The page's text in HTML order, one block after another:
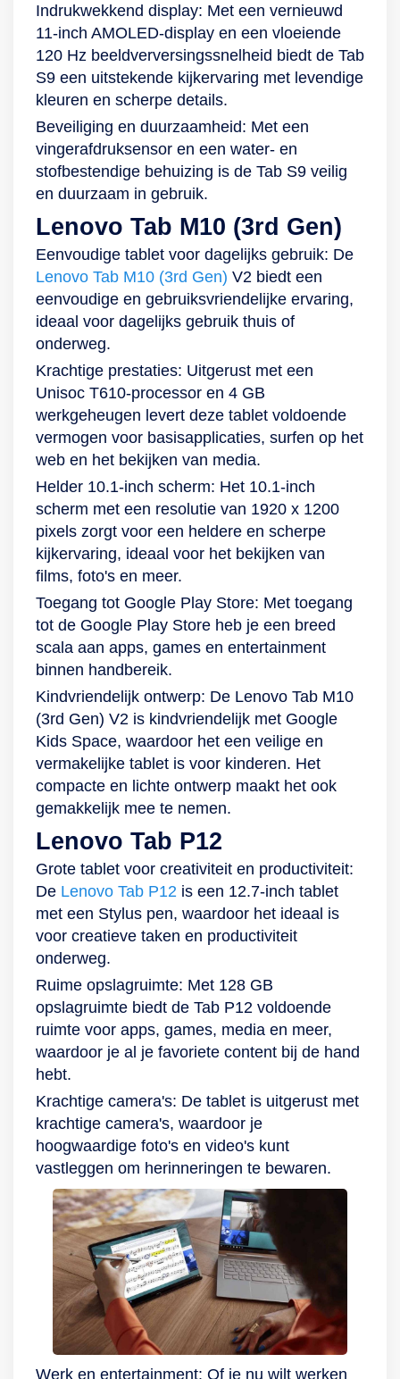
en natuurlijk genoeg
batterij. Maar
dankzij de
10.090mAh-accu en
meegeleverde 45-
watt-snellader zal je
niet snel zonder
stroom komen te
zitten tijdens je
videocall.
stereospeakers van
AKG zorgen ervoor
dat je goed
verstaanbaar bent
en je de ander ook
goed verstaat. Het is
wel belangrijk dat je
een goede
wifiverbinding hebt
en natuurlijk genoeg
8.000mAh-accu en
meegeleverde 45-
watt-snellader zal je
stroom komen te
zitten tijdens je
videocall.
wordt door
Samsung tot 3 jaar
geüpdatet. Ook is hij
te verbinden met
andere Samsung-
devices om content
te delen via
bijvoorbeeld Quick
Share. Als laatste is
deze tablet dankzij
Samsung Kids erg
geschikt voor je
kinderen. De Tab A9
laat ze via
kindvriendelijke
schermopnametijd
op een
verantwoorde
manier digitaal
plezier beleven!
Ontgrendel in een
ogenblik met de
camera’s Deze
Samsung-tablet is
natuurlijk voorzien
van camera’s. Op de
behuizing zit een 8-
megapixelcamera
en in de rand zit een
selfiecamera met 2
megapixel. Maak
dus gerust een
leuke foto van jezelf
en je vrienden, of
van het uitzicht dat
onderweg bent.
Maar de camera
heeft een nog
belangrijkere
functie. Deze is
als beveiliging om
toegang te krijgen
tot je device. Werp
een blik met jouw
en bij een klik wordt
hij ontgrendeld. Zo
weet je zeker dat
niemand
ongevraagd
toegang krijgt tot
jouw (kids)content!
Indrukwekkend display: Met een vernieuwd
11-inch AMOLED-display en een vloeiende
120 Hz beeldverversingssnelheid biedt de Tab
S9 een uitstekende kijkervaring met levendige
kleuren en scherpe details.
Beveiliging en duurzaamheid: Met een
vingerafdruksensor en een water- en
stofbestendige behuizing is de Tab S9 veilig
en duurzaam in gebruik.
Lenovo Tab M10 (3rd Gen)
Eenvoudige tablet voor dagelijks gebruik: De
Lenovo Tab M10 (3rd Gen) V2 biedt een
eenvoudige en gebruiksvriendelijke ervaring,
ideaal voor dagelijks gebruik thuis of
onderweg.
Krachtige prestaties: Uitgerust met een
Unisoc T610-processor en 4 GB
werkgeheugen levert deze tablet voldoende
vermogen voor basisapplicaties, surfen op het
web en het bekijken van media.
Helder 10.1-inch scherm: Het 10.1-inch
scherm met een resolutie van 1920 x 1200
pixels zorgt voor een heldere en scherpe
kijkervaring, ideaal voor het bekijken van
films, foto's en meer.
Toegang tot Google Play Store: Met toegang
tot de Google Play Store heb je een breed
scala aan apps, games en entertainment
binnen handbereik.
Kindvriendelijk ontwerp: De Lenovo Tab M10
(3rd Gen) V2 is kindvriendelijk met Google
Kids Space, waardoor het een veilige en
vermakelijke tablet is voor kinderen. Het
compacte en lichte ontwerp maakt het ook
gemakkelijk mee te nemen.
Lenovo Tab P12
Grote tablet voor creativiteit en productiviteit:
De Lenovo Tab P12 is een 12.7-inch tablet
met een Stylus pen, waardoor het ideaal is
voor creatieve taken en productiviteit
onderweg.
Ruime opslagruimte: Met 128 GB
opslagruimte biedt de Tab P12 voldoende
ruimte voor apps, games, media en meer,
waardoor je al je favoriete content bij de hand
hebt.
Krachtige camera's: De tablet is uitgerust met
krachtige camera's, waardoor je
hoogwaardige foto's en video's kunt
vastleggen om herinneringen te bewaren.
Werk en entertainment: Of je nu wilt werken